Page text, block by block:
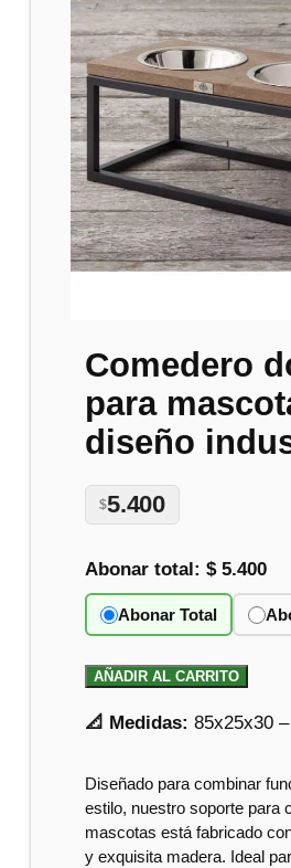
Comedero
para
diseño
$5.400
Abonar total:$ 5.400
Abonar Total
AÑADIR AL CARRITO
📐 Medidas: 85x25x30
Diseñado para combinar
estilo, nuestro soporte para
mascotas está fabricado
y exquisita madera. Ideal